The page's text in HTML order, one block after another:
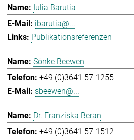
Iulia Barutia
ibarutia@...
Publikationsreferenzen
Sönke Beewen
+49 (0)3641 57-1255
sbeewen@...
Dr. Franziska Beran
+49 (0)3641 57-1512